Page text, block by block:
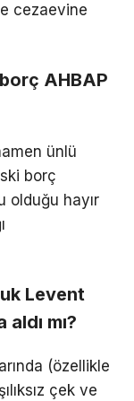
cezaevine
AHBAP
ünlü
borç
olduğu hayır
Levent
mı?
(özellikle
çek ve